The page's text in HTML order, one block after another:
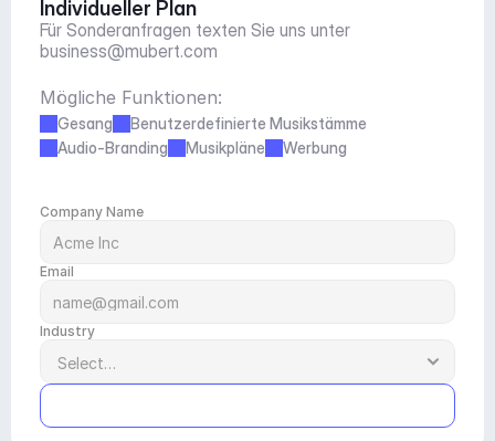
Individueller Plan
business@mubert.com
Mögliche Funktionen:
Gesang
Benutzerdefinierte Musikstämme
Audio-Branding
Musikpläne Werbung
Company Name
Email
Industry